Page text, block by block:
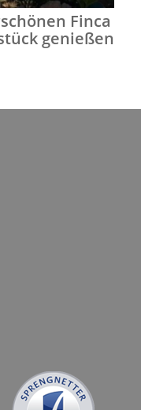
Finca
genießen